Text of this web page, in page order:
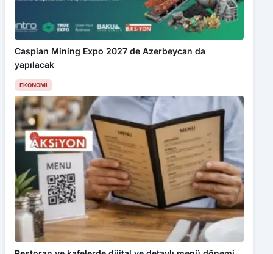
Caspian Mining Expo 2027 de Azerbeycan da
yapılacak
EKONOMI